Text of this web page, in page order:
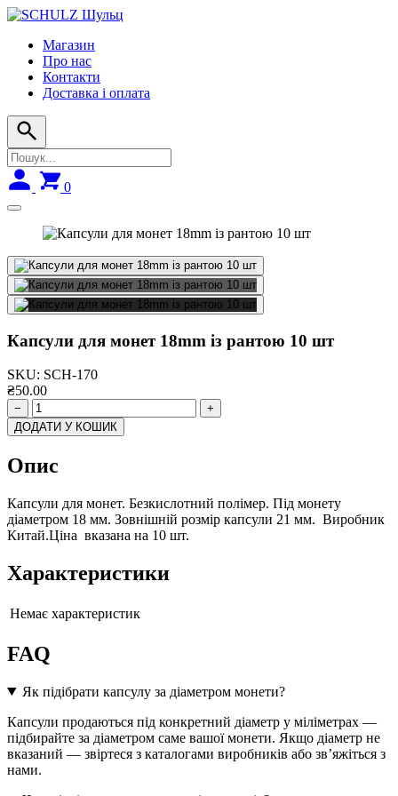
Skip
navigationМагазин
Про нас
Контакти
Доставка і оплата
0
Капсули для монет 18mm із рантою 10 шт
SKU: SCH-170
₴50.00
−
+
ДОДАТИ У КОШИК
Опис
Капсули для монет. Безкислотний полімер. Під монету
діаметром 18 мм. Зовнішній розмір капсули 21 мм. Виробник
Китай.Ціна вказана на 10 шт.
Характеристики
Немає характеристик
FAQ
Як підібрати капсулу за діаметром монети?
Капсули продаються під конкретний діаметр у міліметрах —
підбирайте за діаметром саме вашої монети. Якщо діаметр не
вказаний — звіртеся з каталогами виробників або зв’яжіться з
нами.